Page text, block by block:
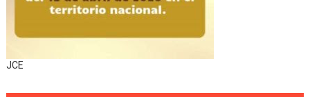
JCE